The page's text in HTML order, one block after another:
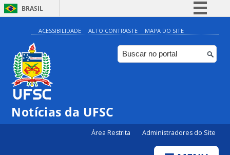
BRASIL
Simplifique!
Comunica BR
Participe
ACESSIBILIDADE ALTO CONTRASTE MAPA DO SITE
Notícias da UFSC
Área Restrita Administradores do Site